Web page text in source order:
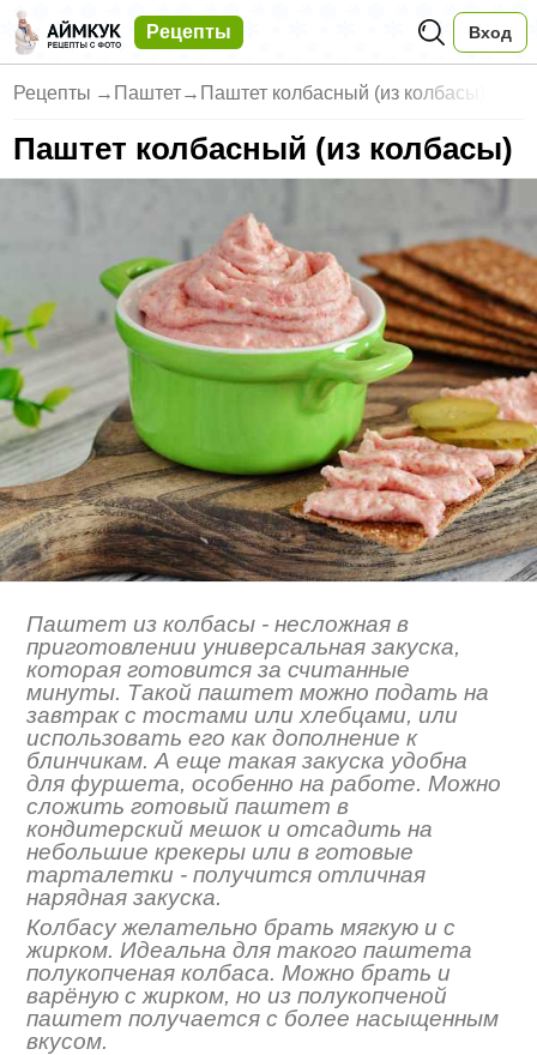
Рецепты Вход
Рецепты → Паштет→ Паштет колбасный (из колбасы)
Паштет колбасный (из колбасы)
Паштет из колбасы - несложная в
приготовлении универсальная закуска,
которая готовится за считанные
минуты. Такой паштет можно подать на
завтрак с тостами или хлебцами, или
использовать его как дополнение к
блинчикам. А еще такая закуска удобна
для фуршета, особенно на работе. Можно
сложить готовый паштет в
кондитерский мешок и отсадить на
небольшие крекеры или в готовые
тарталетки - получится отличная
нарядная закуска.
Колбасу желательно брать мягкую и с
жирком. Идеальна для такого паштета
полукопченая колбаса. Можно брать и
варёную с жирком, но из полукопченой
паштет получается с более насыщенным
вкусом.